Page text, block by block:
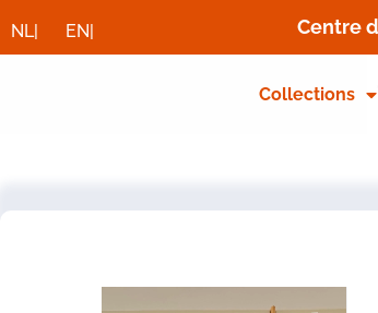
NL| EN| Centre
Collections